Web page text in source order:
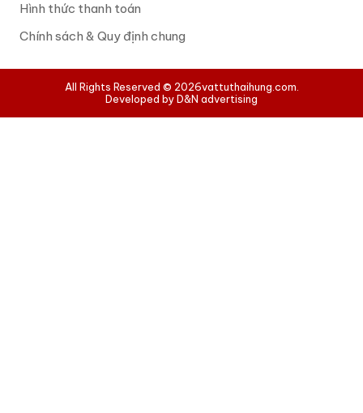
Hình thức thanh toán
Chính sách & Quy định chung
All Rights Reserved © 2026vattuthaihung.com.
Developed by D&N advertising